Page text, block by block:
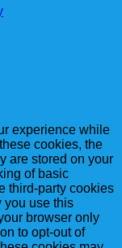
experience while
cookies, the
are stored on your
of basic
third-party cookies
you use this
browser only
to opt-out of